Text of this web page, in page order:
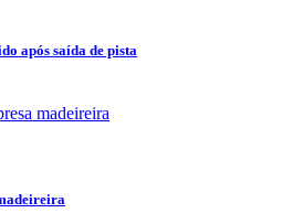
após saída de pista